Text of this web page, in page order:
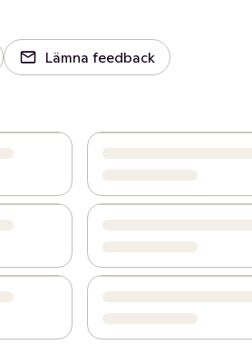
Lämna feedback